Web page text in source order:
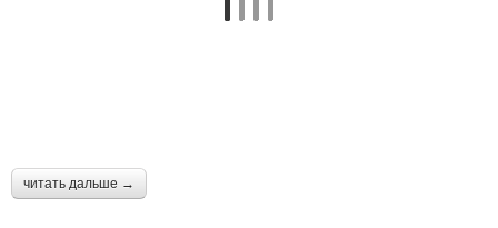
читать дальше →